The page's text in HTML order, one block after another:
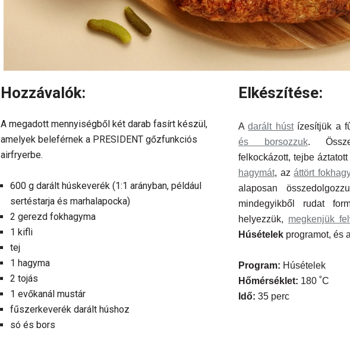
Hozzávalók:
A megadott mennyiségből két darab fasírt készül,
amelyek beleférnek a PRESIDENT gőzfunkciós
airfryerbe.​​​​​​​
600 g darált húskeverék (1:1 arányban, például
sertéstarja és marhalapocka)
2 gerezd fokhagyma
1 kifli
tej
1 hagyma
2 tojás
1 evőkanál mustár
fűszerkeverék darált húshoz
só és bors
Elkészítése:
Adarált hústízesítjük a
és borsozzuk.
felkockázott, tejbe
hagymát, azáttört
alaposan
mindegyikből rudat
helyezzük, megkenjük
Húsételek programot, és
Program: Húsételek
Hőmérséklet: 180 ˚C
Idő: 35 perc